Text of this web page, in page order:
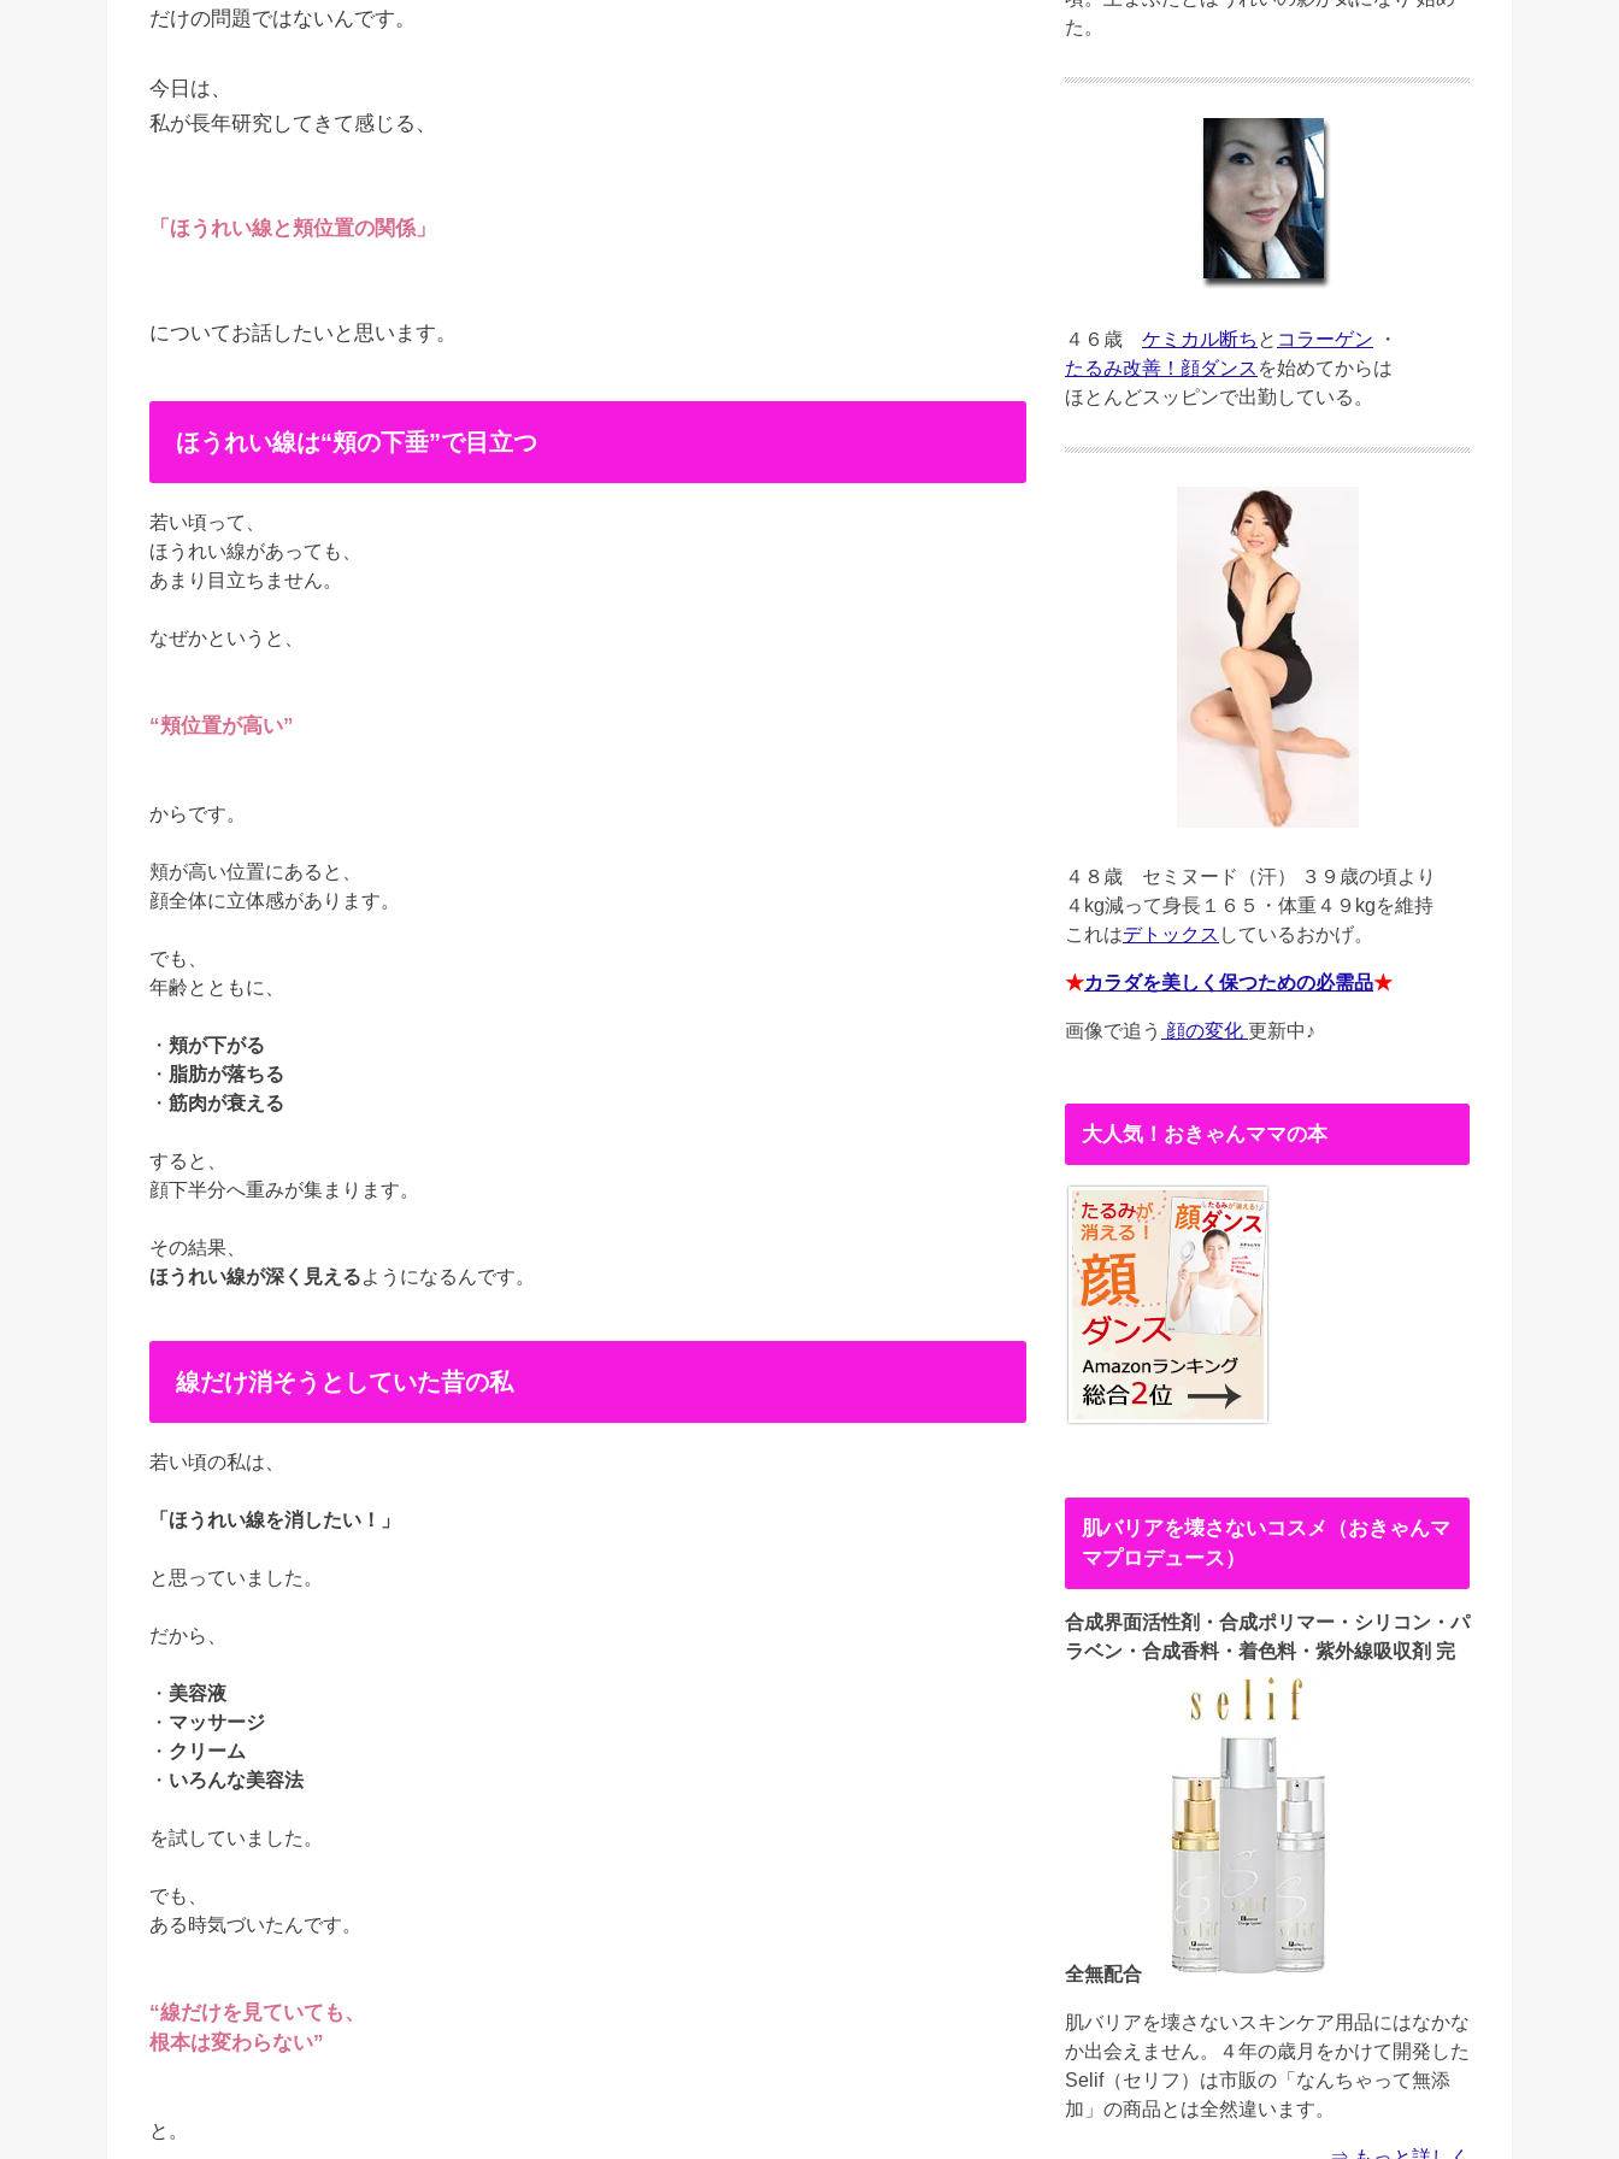
だけの問題ではないんです。
今日は、
私が長年研究してきて感じる、
「ほうれい線と頬位置の関係」
についてお話したいと思います。
ほうれい線は“頬の下垂”で目立つ
若い頃って、
ほうれい線があっても、
あまり目立ちません。
なぜかというと、
“頬位置が高い”
からです。
頬が高い位置にあると、
顔全体に立体感があります。
でも、
年齢とともに、
・ 頬が下がる
・ 脂肪が落ちる
・ 筋肉が衰える
すると、
顔下半分へ重みが集まります。
その結果、
ほうれい線が深く見えるようになるんです。
線だけ消そうとしていた昔の私
若い頃の私は、
「ほうれい線を消したい！」
と思っていました。
だから、
・ 美容液
・ マッサージ
・ クリーム
・ いろんな美容法
を試していました。
でも、
ある時気づいたんです。
“線だけを見ていても、
根本は変わらない”
と。
た。
４６歳 ケミカル断ち と コラーゲン ・
たるみ改善！顔ダンス を始めてからは
ほとんどスッピンで出勤している。
４８歳 セミヌード（汗） ３９歳の頃より
４kg減って身長１６５・体重４９kgを維持
これはデトックス しているおかげ。
★カラダを美しく保つための必需品★
画像で追う 顔の変化 更新中♪
大人気！おきゃんママの本
肌バリアを壊さないコスメ（おきゃんマ
マプロデュース）
合成界面活性剤・合成ポリマー・シリコン・パ
ラベン・合成香料・着色料・紫外線吸収剤 完
全無配合
肌バリアを壊さないスキンケア用品にはなかな
か出会えません。４年の歳月をかけて開発した
Selif（セリフ）は市販の「なんちゃって無添
加」の商品とは全然違います。